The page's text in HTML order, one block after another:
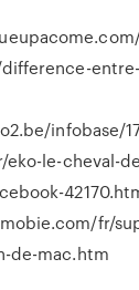
infobase/
le-cheval-
fr/
de-mac.htm